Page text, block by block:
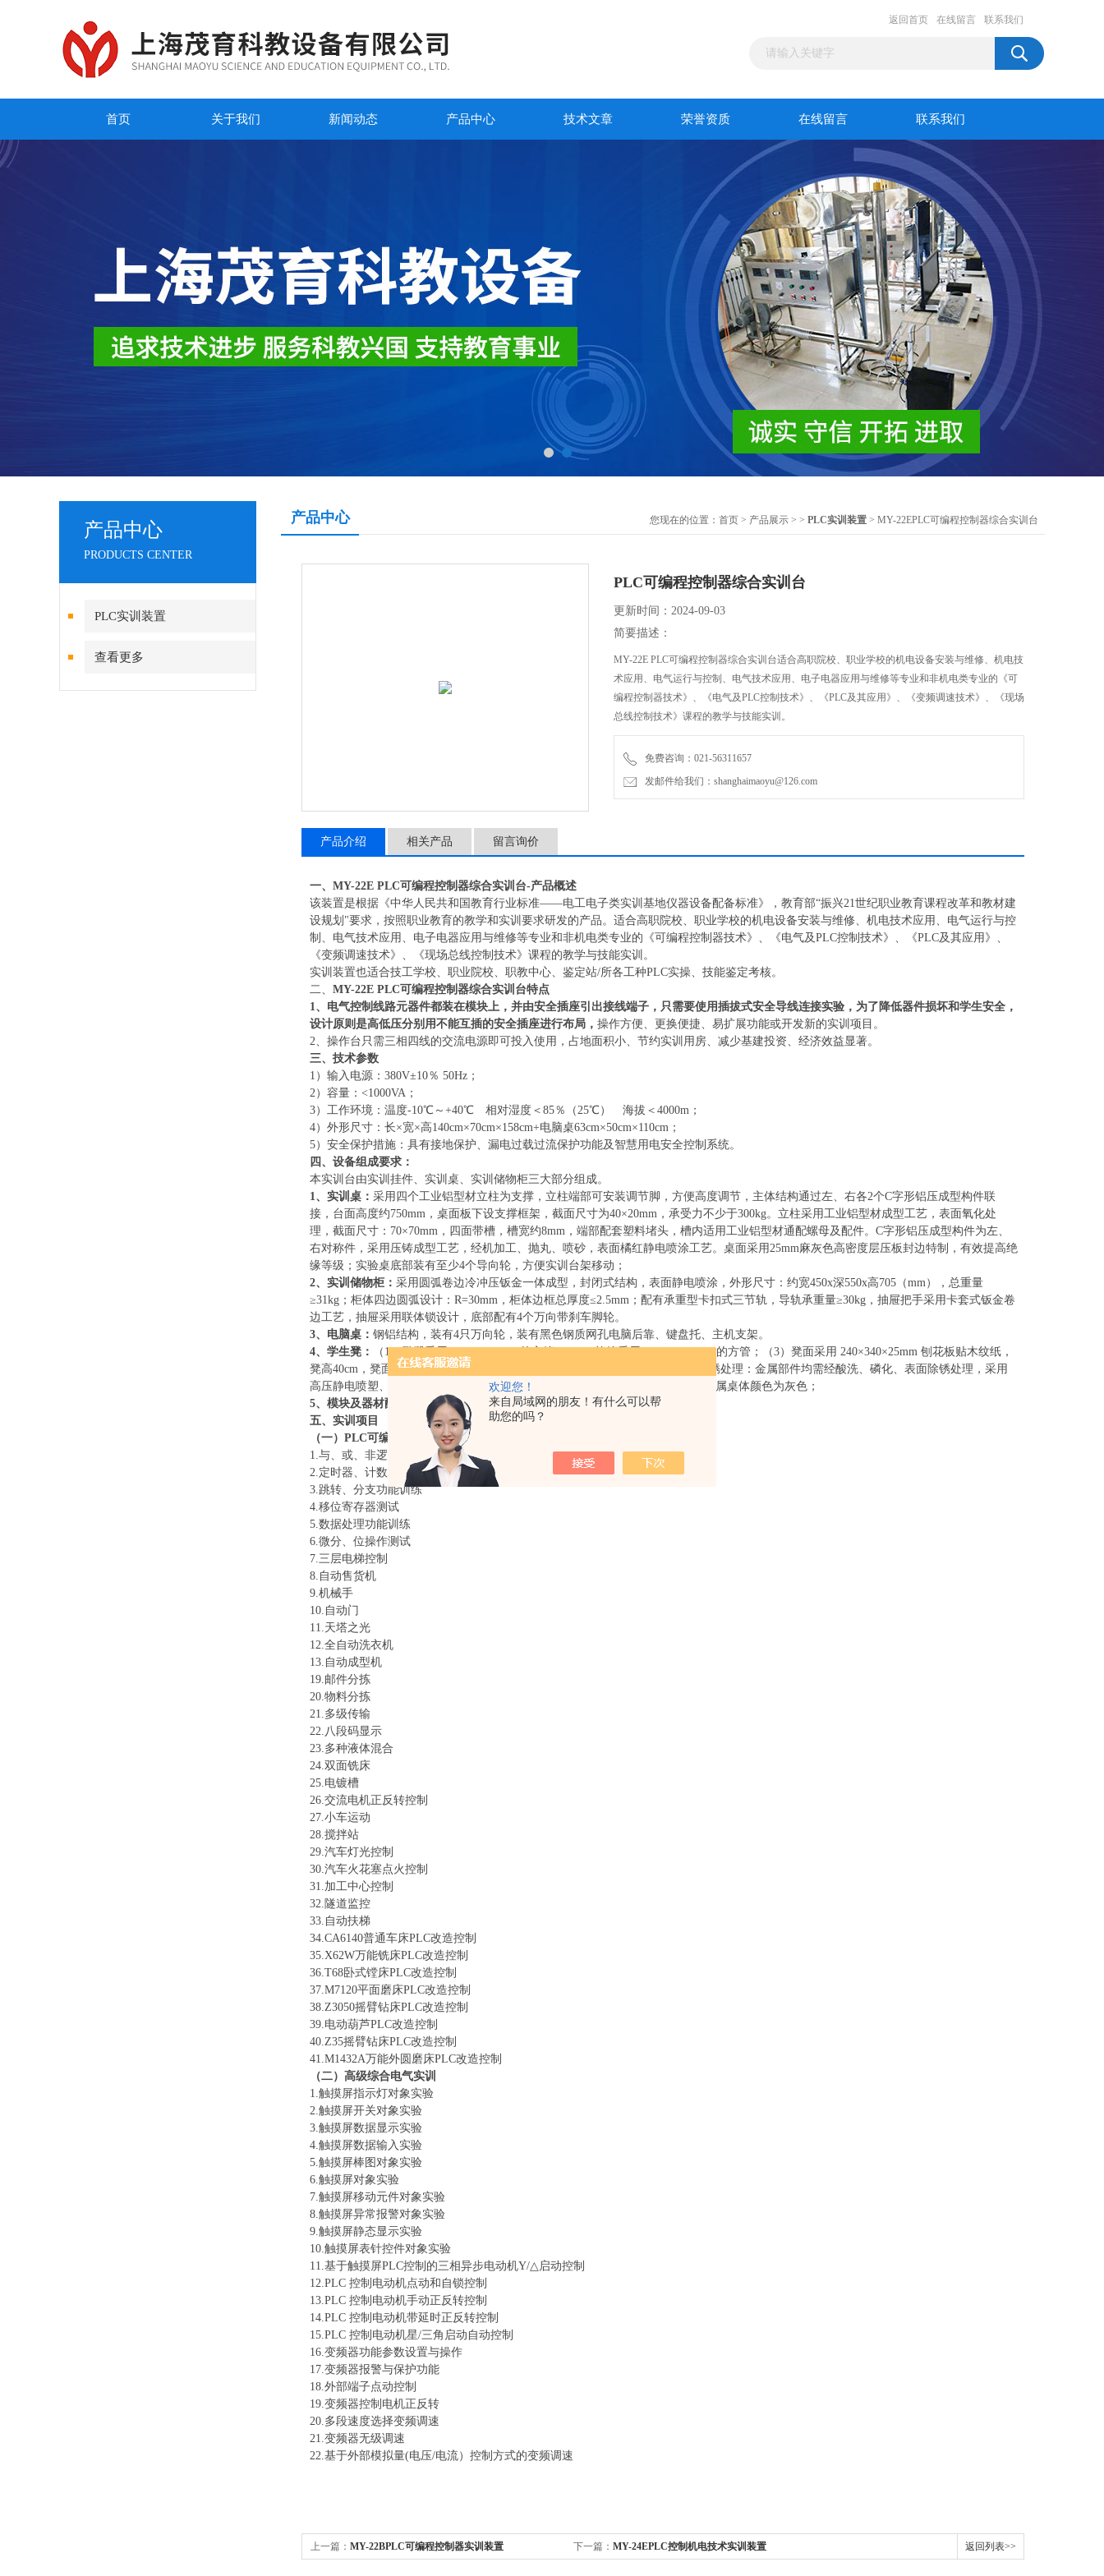
欢迎您！
来自局域网的朋友！有什么可以帮
助您的吗？
返回首页 在线留言 联系我们
首页 关于我们 新闻动态 产品中心 技术文章 荣誉资质 在线留言 联系我们
产品中心
PRODUCTS CENTER
PLC实训装置
查看更多
产品中心 您现在的位置： 首页 > 产品展示 > > PLC实训装置 > MY-22EPLC可编程控制器综合实训台
PLC可编程控制器综合实训台
更新时间：2024-09-03
简要描述：
MY-22E PLC可编程控制器综合实训台适合高职院校、职业学校的机电设备安装与维修、机电技
术应用、电气运行与控制、电气技术应用、电子电器应用与维修等专业和非机电类专业的《可
编程控制器技术》、《电气及PLC控制技术》、《PLC及其应用》、《变频调速技术》、《现场
总线控制技术》课程的教学与技能实训。
免费咨询：021-56311657
发邮件给我们：shanghaimaoyu@126.com
产品介绍 相关产品 留言询价
一、MY-22E PLC可编程控制器综合实训台-产品概述
该装置是根据《中华人民共和国教育行业标准——电工电子类实训基地仪器设备配备标准》，教育部“振兴21世纪职业教育课程改革和教材建
设规划"要求，按照职业教育的教学和实训要求研发的产品。适合高职院校、职业学校的机电设备安装与维修、机电技术应用、电气运行与控
制、电气技术应用、电子电器应用与维修等专业和非机电类专业的《可编程控制器技术》、《电气及PLC控制技术》、《PLC及其应用》、
《变频调速技术》、《现场总线控制技术》课程的教学与技能实训。
实训装置也适合技工学校、职业院校、职教中心、鉴定站/所各工种PLC实操、技能鉴定考核。
二、 MY-22E PLC可编程控制器综合实训台特点
1、电气控制线路元器件都装在模块上，并由安全插座引出接线端子，只需要使用插拔式安全导线连接实验，为了降低器件损坏和学生安全，
设计原则是高低压分别用不能互插的安全插座进行布局， 操作方便、更换便捷、易扩展功能或开发新的实训项目。
2、操作台只需三相四线的交流电源即可投入使用，占地面积小、节约实训用房、减少基建投资、经济效益显著。
三、技术参数
1）输入电源：380V±10％ 50Hz；
2）容量：<1000VA；
3）工作环境：温度-10℃～+40℃ 相对湿度＜85％（25℃） 海拔＜4000m；
4）外形尺寸：长×宽×高140cm×70cm×158cm+电脑桌63cm×50cm×110cm；
5）安全保护措施：具有接地保护、漏电过载过流保护功能及智慧用电安全控制系统。
四、设备组成要求：
本实训台由实训挂件、实训桌、实训储物柜三大部分组成。
1、实训桌： 采用四个工业铝型材立柱为支撑，立柱端部可安装调节脚，方便高度调节，主体结构通过左、右各2个C字形铝压成型构件联
接，台面高度约750mm，桌面板下设支撑框架，截面尺寸为40×20mm，承受力不少于300kg。立柱采用工业铝型材成型工艺，表面氧化处
理，截面尺寸：70×70mm，四面带槽，槽宽约8mm，端部配套塑料堵头，槽内适用工业铝型材通配螺母及配件。C字形铝压成型构件为左、
右对称件，采用压铸成型工艺，经机加工、抛丸、喷砂，表面橘红静电喷涂工艺。桌面采用25mm麻灰色高密度层压板封边特制，有效提高绝
缘等级；实验桌底部装有至少4个导向轮，方便实训台架移动；
2、实训储物柜： 采用圆弧卷边冷冲压钣金一体成型，封闭式结构，表面静电喷涂，外形尺寸：约宽450x深550x高705（mm），总重量
≥31kg；柜体四边圆弧设计：R=30mm，柜体边框总厚度≤2.5mm；配有承重型卡扣式三节轨，导轨承重量≥30kg，抽屉把手采用卡套式钣金卷
边工艺，抽屉采用联体锁设计，底部配有4个万向带刹车脚轮。
3、电脑桌： 钢铝结构，装有4只万向轮，装有黑色钢质网孔电脑后靠、键盘托、主机支架。
4、学生凳：
（ 1）凳腿采用30×30×1.2mm 的方管；（2）拉管采用 30×30×1.2mm 的方管；（3）凳面采用 240×340×25mm 刨花板贴木纹纸，
凳高40cm，凳面与金属凳架使用大扁头防刮螺杆和防退螺帽穿越固定；（4）防锈处理：金属部件均需经酸洗、磷化、表面除锈处理，采用
高压静电喷塑、高温烘烤处理，要求附着力强，抗氧化， 不脱剥，光滑美观，金属桌体颜色为灰色；
5、模块及器材配置清单
五、实训项目
（一） PLC可编程控制器基础电路实训
1.与、或、非逻辑功能测试
2.定时器、计数器功能测试
3.跳转、分支功能训练
4.移位寄存器测试
5.数据处理功能训练
6.微分、位操作测试
7.三层电梯控制
8.自动售货机
9.机械手
10.自动门
11.天塔之光
12.全自动洗衣机
13.自动成型机
19.邮件分拣
20.物料分拣
21.多级传输
22.八段码显示
23.多种液体混合
24.双面铣床
25.电镀槽
26.交流电机正反转控制
27.小车运动
28.搅拌站
29.汽车灯光控制
30.汽车火花塞点火控制
31.加工中心控制
32.隧道监控
33.自动扶梯
34.CA6140普通车床PLC改造控制
35.X62W万能铣床PLC改造控制
36.T68卧式镗床PLC改造控制
37.M7120平面磨床PLC改造控制
38.Z3050摇臂钻床PLC改造控制
39.电动葫芦PLC改造控制
40.Z35摇臂钻床PLC改造控制
41.M1432A万能外圆磨床PLC改造控制
（二）高级综合电气实训
1.触摸屏指示灯对象实验
2.触摸屏开关对象实验
3.触摸屏数据显示实验
4.触摸屏数据输入实验
5.触摸屏棒图对象实验
6.触摸屏对象实验
7.触摸屏移动元件对象实验
8.触摸屏异常报警对象实验
9.触摸屏静态显示实验
10.触摸屏表针控件对象实验
11.基于触摸屏PLC控制的三相异步电动机Y/△启动控制
12.PLC 控制电动机点动和自锁控制
13.PLC 控制电动机手动正反转控制
14.PLC 控制电动机带延时正反转控制
15.PLC 控制电动机星/三角启动自动控制
16.变频器功能参数设置与操作
17.变频器报警与保护功能
18.外部端子点动控制
19.变频器控制电机正反转
20.多段速度选择变频调速
21.变频器无级调速
22.基于外部模拟量(电压/电流）控制方式的变频调速
上一篇： MY-22BPLC可编程控制器实训装置 下一篇： MY-24EPLC控制机电技术实训装置 返回列表>>